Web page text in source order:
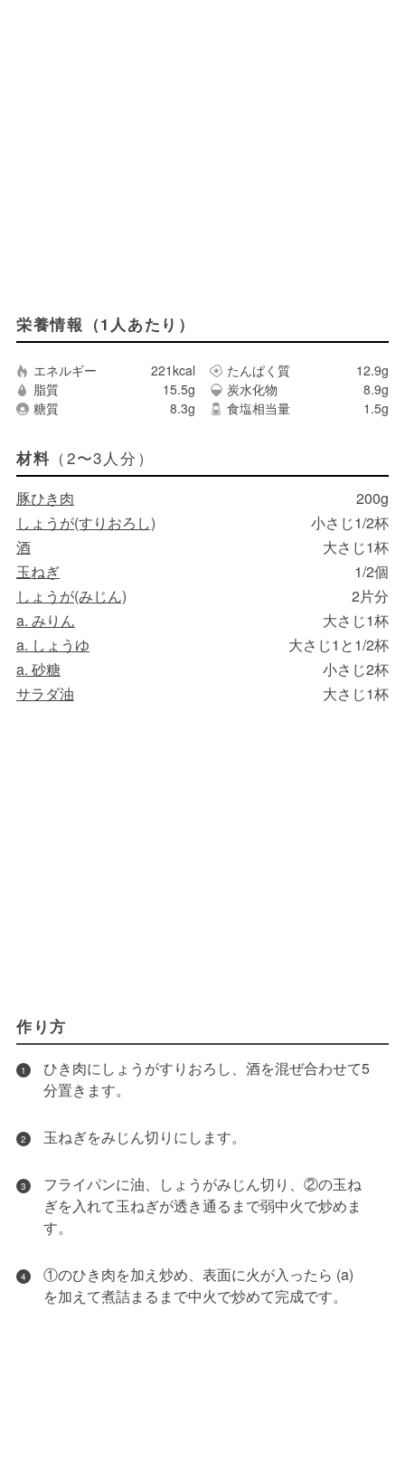
栄養情報（1人あたり）
エネルギー 221kcal たんぱく質
12.9g
脂質
15.5g 炭水化物
8.9g
糖質
8.3g 食塩相当量 1.5g
材料 （2〜3人分）
豚ひき肉
200g
しょうが(すりおろし)
小さじ1/2杯
酒
大さじ1杯
玉ねぎ
1/2個
しょうが(みじん)
2片分
a. みりん
大さじ1杯
a. しょうゆ
大さじ1と1/2杯
a. 砂糖
小さじ2杯
サラダ油
大さじ1杯
作り方
1
ひき肉にしょうがすりおろし、酒を混ぜ合わせて5
分置きます。
2 玉ねぎをみじん切りにします。
3
フライパンに油、しょうがみじん切り、②の玉ね
ぎを入れて玉ねぎが透き通るまで弱中火で炒めま
す。
4
①のひき肉を加え炒め、表面に火が入ったら (a)
を加えて煮詰まるまで中火で炒めて完成です。